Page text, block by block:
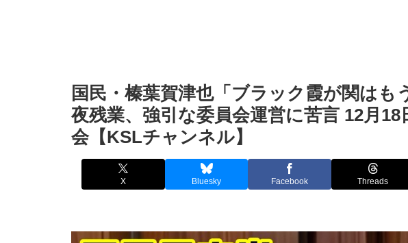
国民・榛葉賀津也「ブラック霞が関はも
夜残業、強引な委員会運営に苦言 12月18
会【KSLチャンネル】
X Bluesky Facebook Threads